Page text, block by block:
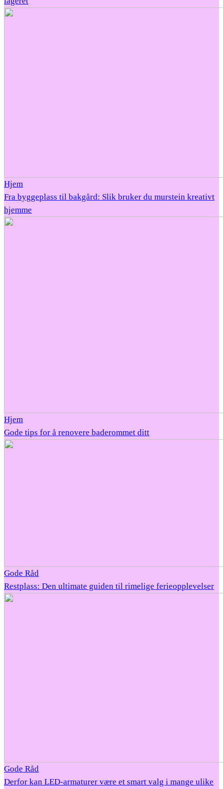
Hjem
Fra byggeplass til bakgård: Slik bruker du murstein kreativt
hjemme
Hjem
Gode tips for å renovere baderommet ditt
Gode Råd
Restplass: Den ultimate guiden til rimelige ferieopplevelser
Gode Råd
Derfor kan LED-armaturer være et smart valg i mange ulike